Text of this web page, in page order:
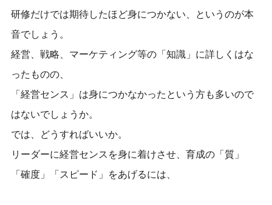
研修だけでは期待したほど身につかない、というのが本
音でしょう。
経営、戦略、マーケティング等の「知識」に詳しくはな
ったものの、
「経営センス」は身につかなかったという方も多いので
はないでしょうか。
では、どうすればいいか。
リーダーに経営センスを身に着けさせ、育成の「質」
「確度」「スピード」をあげるには、